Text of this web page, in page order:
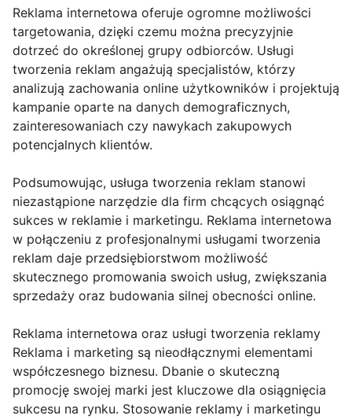
Reklama internetowa oferuje ogromne możliwości
targetowania, dzięki czemu można precyzyjnie
dotrzeć do określonej grupy odbiorców. Usługi
tworzenia reklam angażują specjalistów, którzy
analizują zachowania online użytkowników i projektują
kampanie oparte na danych demograficznych,
zainteresowaniach czy nawykach zakupowych
potencjalnych klientów.
Podsumowując, usługa tworzenia reklam stanowi
niezastąpione narzędzie dla firm chcących osiągnąć
sukces w reklamie i marketingu. Reklama internetowa
w połączeniu z profesjonalnymi usługami tworzenia
reklam daje przedsiębiorstwom możliwość
skutecznego promowania swoich usług, zwiększania
sprzedaży oraz budowania silnej obecności online.
Reklama internetowa oraz usługi tworzenia reklamy
Reklama i marketing są nieodłącznymi elementami
współczesnego biznesu. Dbanie o skuteczną
promocję swojej marki jest kluczowe dla osiągnięcia
sukcesu na rynku. Stosowanie reklamy i marketingu